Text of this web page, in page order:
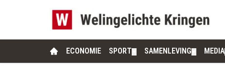
ECONOMIE SPORT SAMENLEVING MEDIA